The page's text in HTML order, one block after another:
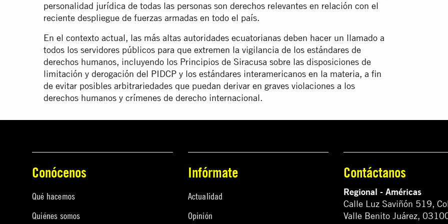
personalidad jurídica de todas las personas son derechos relevantes en relación con el
reciente despliegue de fuerzas armadas en todo el país.
En el contexto actual, las más altas autoridades ecuatorianas deben hacer un llamado a
todos los servidores públicos para que extremen la vigilancia de los estándares de
derechos humanos, incluyendo los Principios de Siracusa sobre las disposiciones de
limitación y derogación del PIDCP y los estándares interamericanos en la materia, a fin
de evitar posibles arbitrariedades que puedan derivar en graves violaciones a los
derechos humanos y crímenes de derecho internacional.
Conócenos
Qué hacemos
Quiénes somos
Infórmate
Actualidad
Opinión
Contáctanos
Regional - Américas
Calle Luz Saviñón 519,
Valle Benito Juárez,